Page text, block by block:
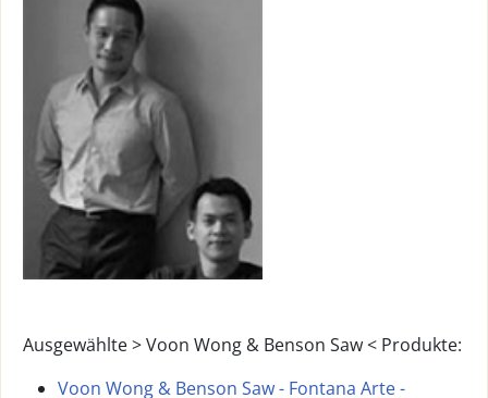
Ausgewählte > Voon Wong & Benson Saw < Produkte:
Voon Wong & Benson Saw - Fontana Arte -